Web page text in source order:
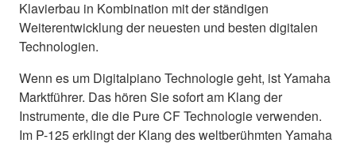
Klavierbau in Kombination mit der ständigen
Weiterentwicklung der neuesten und besten digitalen
Technologien.
Wenn es um Digitalpiano Technologie geht, ist Yamaha
Marktführer. Das hören Sie sofort am Klang der
Instrumente, die die Pure CF Technologie verwenden.
Im P-125 erklingt der Klang des weltberühmten Yamaha